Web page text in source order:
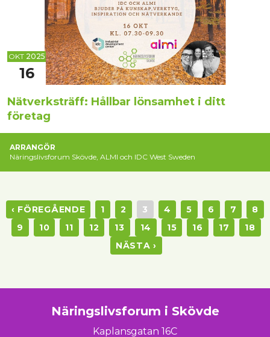
OKT 2025
16
Nätverksträff: Hållbar lönsamhet i ditt
företag
ARRANGÖR
Näringslivsforum Skövde, ALMI och IDC West Sweden
‹ FÖREGÅENDE 1 2 3 4 5 6 7
8
9
10 11 12 13 14 15 16 17
18
NÄSTA ›
Näringslivsforum i Skövde
Kaplansgatan 16C